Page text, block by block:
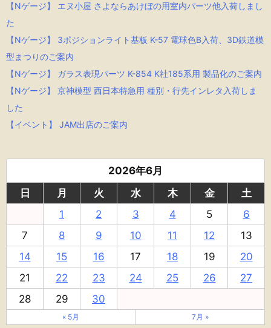
【Nゲージ】 エヌ小屋 さよならあけぼの用室内パーツ他入荷しまし
た
【Nゲージ】 3ポジションライト基板 K-57 電球色B入荷、3D鉄道模
型まつりのご案内
【Nゲージ】 ガラス表現パーツ K-854 K社185系用 製品化のご案内
【Nゲージ】 京神模型 西日本特急用 種別・行先インレタ入荷しま
した
【イベント】 JAM出店のご案内
2026年6月
日
月 火 水 木 金
土
1
2 3 4 5
6
7
8 9 10 11 12
13
14
15 16 17 18 19
20
21
22 23 24 25 26
27
28
29 30
« 5月 7月 »